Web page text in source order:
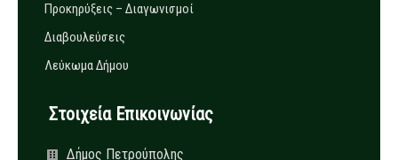
Προκηρύξεις – Διαγωνισμοί
Διαβουλεύσεις
Λεύκωμα Δήμου
Στοιχεία Επικοινωνίας
Δήμος Πετρούπολης